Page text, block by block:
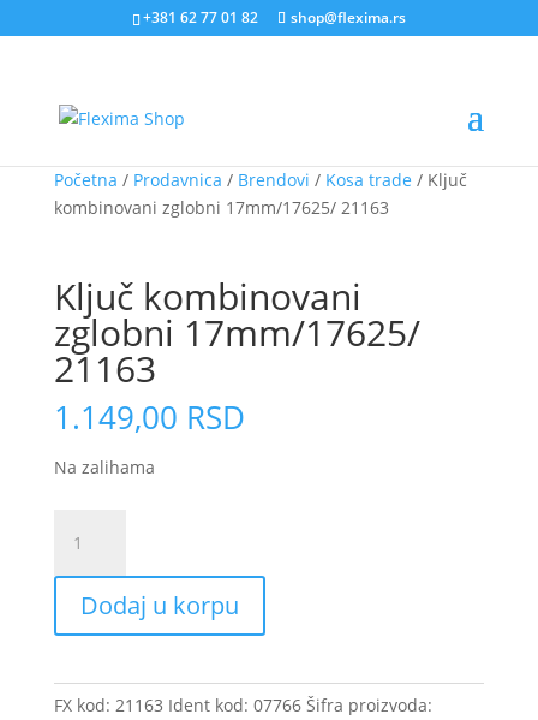
+381 62 77 01 82 shop@flexima.rs
Početna / Prodavnica / Brendovi / Kosa trade / Ključ
kombinovani zglobni 17mm/17625/ 21163
Ključ kombinovani
zglobni 17mm/17625/
21163
1.149,00 RSD
Na zalihama
kombinovani
zglobni
17mm/17625/
21163
Dodaj u korpu
FX kod: 21163 Ident kod: 07766 Šifra proizvoda: